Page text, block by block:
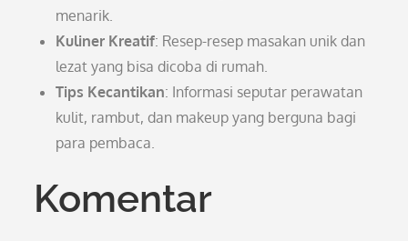
menarik.
Kuliner Kreatif: Resep-resep masakan unik dan
lezat yang bisa dicoba di rumah.
Tips Kecantikan: Informasi seputar perawatan
kulit, rambut, dan makeup yang berguna bagi
para pembaca.
Komentar